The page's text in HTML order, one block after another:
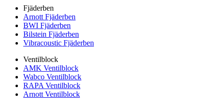
Fjäderben
Arnott Fjäderben
BWI Fjäderben
Bilstein Fjäderben
Vibracoustic Fjäderben
Ventilblock
AMK Ventilblock
Wabco Ventilblock
RAPA Ventilblock
Arnott Ventilblock